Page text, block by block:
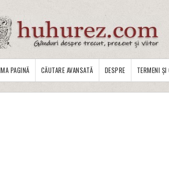
PAGINĂ CĂUTARE AVANSATĂ DESPRE TERMENI